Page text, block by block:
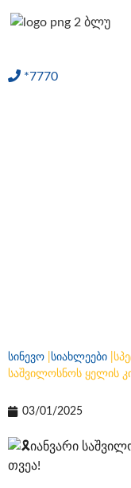
*7770
სინევო სიახლეები
საშვილოსნოს ყელის
03/01/2025
იანვარი
თვეა!